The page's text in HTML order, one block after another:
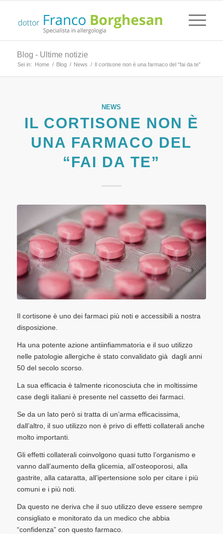
Blog - Ultime notizie
Sei in: Home / Blog / News / Il cortisone non è una farmaco del “fai da te”
NEWS
IL CORTISONE NON È
UNA FARMACO DEL
“FAI DA TE”
Il cortisone è uno dei farmaci più noti e accessibili a nostra
disposizione.
Ha una potente azione antiinfiammatoria e il suo utilizzo
nelle patologie allergiche è stato convalidato già dagli anni
50 del secolo scorso.
La sua efficacia è talmente riconosciuta che in moltissime
case degli italiani è presente nel cassetto dei farmaci.
Se da un lato però si tratta di un’arma efficacissima,
dall’altro, il suo utilizzo non è privo di effetti collaterali anche
molto importanti.
Gli effetti collaterali coinvolgono quasi tutto l’organismo e
vanno dall’aumento della glicemia, all’osteoporosi, alla
gastrite, alla cataratta, all’ipertensione solo per citare i più
comuni e i più noti.
Da questo ne deriva che il suo utilizzo deve essere sempre
consigliato e monitorato da un medico che abbia
“confidenza” con questo farmaco.